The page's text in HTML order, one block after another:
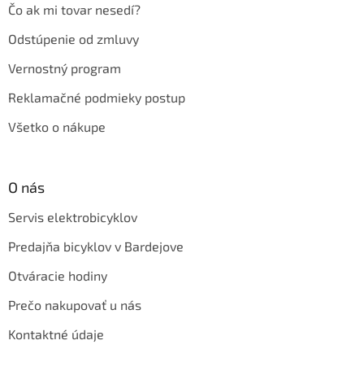
Čo ak mi tovar nesedí?
Odstúpenie od zmluvy
Vernostný program
Reklamačné podmieky postup
Všetko o nákupe
O nás
Servis elektrobicyklov
Predajňa bicyklov v Bardejove
Otváracie hodiny
Prečo nakupovať u nás
Kontaktné údaje